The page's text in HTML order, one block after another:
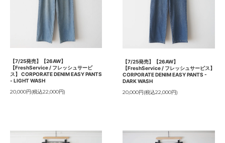
【7/25発売】【26AW】
【FreshService / フレッシュサービ
ス】 CORPORATE DENIM EASY PANTS
- LIGHT WASH
20,000円(税込22,000円)
【7/25発売】【26AW】
【FreshService / フレッシュサービス】
CORPORATE DENIM EASY PANTS -
DARK WASH
20,000円(税込22,000円)